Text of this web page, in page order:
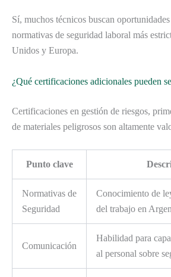
Sí, muchos técnicos buscan
normativas de seguridad laboral más
Unidos y Europa.
¿Qué certificaciones adicionales pueden
Certificaciones en gestión de riesgos,
de materiales peligrosos son altamente
Punto clave
Normativas de
Seguridad
Conocimiento de
del trabajo en
Comunicación
Habilidad para
al personal sobre